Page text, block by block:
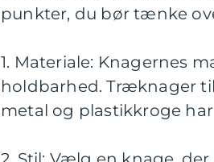
punkter, du bør tænke
1. Materiale: Knagernes
holdbarhed. Træknager
metal og plastikkroge